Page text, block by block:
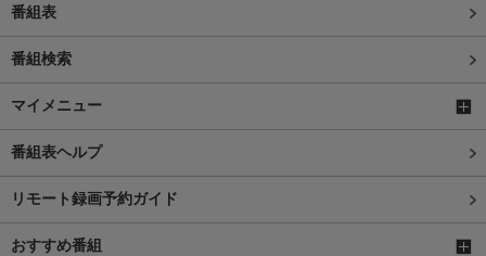
番組表
番組検索
マイメニュー
番組表ヘルプ
リモート録画予約ガイド
おすすめ番組